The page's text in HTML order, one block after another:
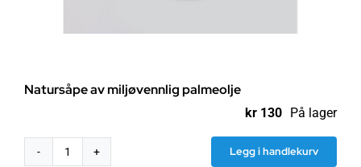
Natursåpe av miljøvennlig palmeolje
kr 130 På lager
Natursåpe
Legg i handlekurv